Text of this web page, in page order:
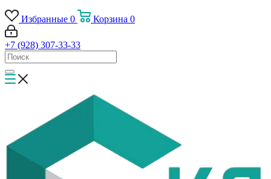
Избранные 0 Корзина 0
+7 (928) 307-33-33